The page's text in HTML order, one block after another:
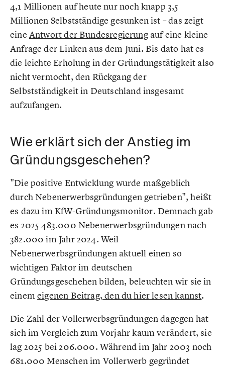
4,1 Millionen auf heute nur noch knapp 3,5
Millionen Selbstständige gesunken ist – das zeigt
eine Antwort der Bundesregierungauf eine kleine
Anfrage der Linken aus dem Juni. Bis dato hat es
die leichte Erholung in der Gründungstätigkeit also
nicht vermocht, den Rückgang der
Selbstständigkeit in Deutschland insgesamt
aufzufangen.
Wie erklärt sich der Anstieg im
Gründungsgeschehen?
"Die positive Entwicklung wurde maßgeblich
durch Nebenerwerbsgründungen getrieben", heißt
es dazu im KfW-Gründungsmonitor. Demnach gab
es 2025 483.000 Nebenerwerbsgründungen nach
382.000 im Jahr 2024. Weil
Nebenerwerbsgründungen aktuell einen so
wichtigen Faktor im deutschen
Gründungsgeschehen bilden, beleuchten wir sie in
einemeigenen Beitrag, den du hier lesen kannst.
Die Zahl der Vollerwerbsgründungen dagegen hat
sich im Vergleich zum Vorjahr kaum verändert, sie
lag 2025 bei 206.000. Während im Jahr 2003 noch
681.000 Menschen im Vollerwerb gegründet